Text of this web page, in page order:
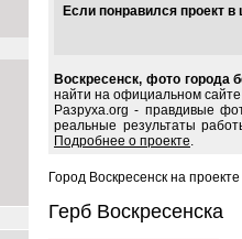
Если понравился проект
Воскресенск, фото города
найти на официальном сайте
Разруха.org - правдивые
реальные результаты
Подробнее о проекте.
Город Воскресенск на
Герб Воскресенска